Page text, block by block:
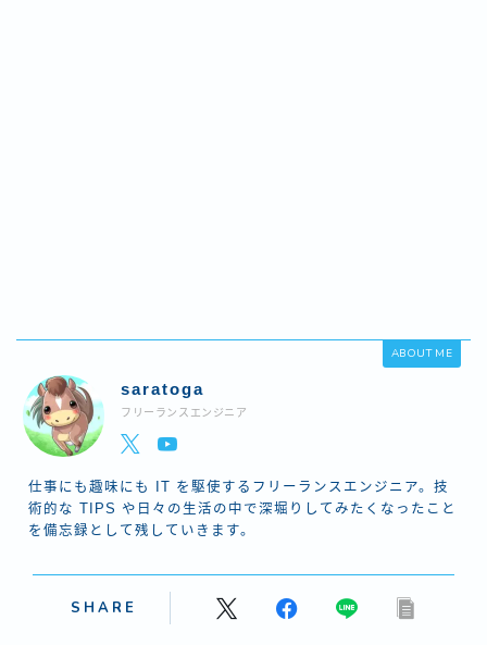
ABOUT ME
saratoga
フリーランスエンジニア
仕事にも趣味にも IT を駆使するフリーランスエンジニア。技
術的な TIPS や日々の生活の中で深堀りしてみたくなったこと
を備忘録として残していきます。
SHARE